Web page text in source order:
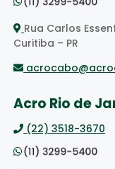
Rua Carlos
Curitiba – PR
Acro Rio de
(22) 3518-3670